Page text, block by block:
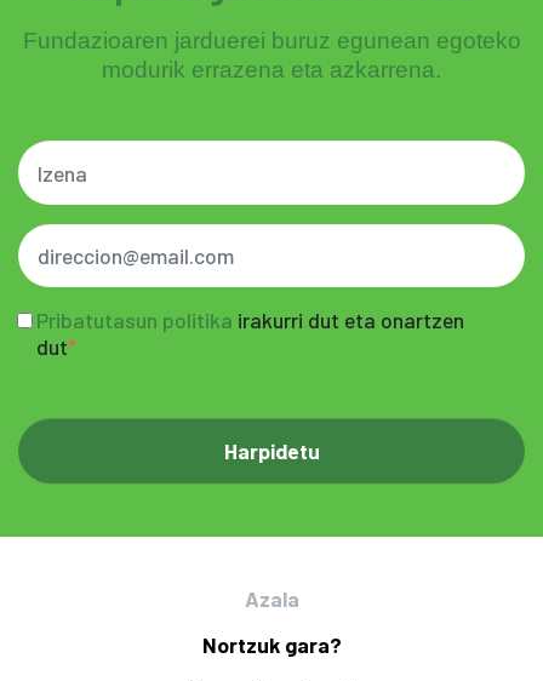
Fundazioaren jarduerei buruz egunean egoteko
modurik errazena eta azkarrena.
Pribatutasun politika irakurri dut eta onartzen
dut
Azala
Nortzuk gara?